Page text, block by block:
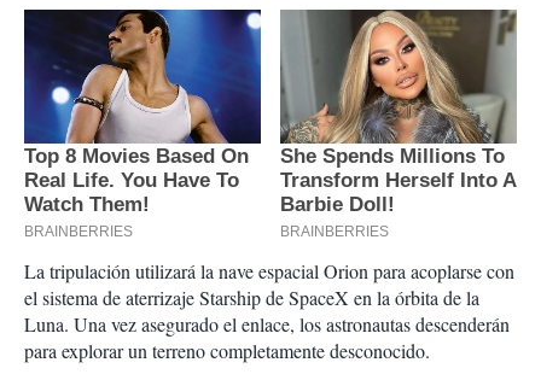
La tripulación utilizará la nave espacial Orion para acoplarse con
el sistema de aterrizaje Starship de SpaceX en la órbita de la
Luna. Una vez asegurado el enlace, los astronautas descenderán
para explorar un terreno completamente desconocido.